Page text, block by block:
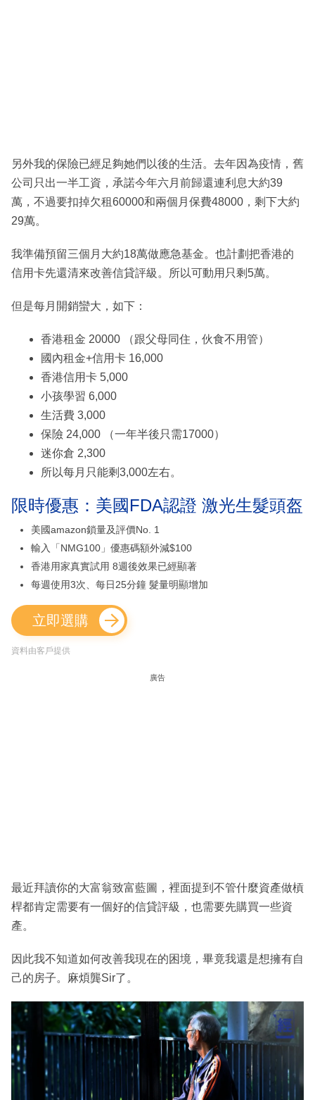
另外我的保險已經足夠她們以後的生活。去年因為疫情，舊
公司只出一半工資，承諾今年六月前歸還連利息大約39
萬，不過要扣掉欠租60000和兩個月保費48000，剩下大約
29萬。
我準備預留三個月大約18萬做應急基金。也計劃把香港的
信用卡先還清來改善信貸評級。所以可動用只剩5萬。
但是每月開銷蠻大，如下：
香港租金 20000 （跟父母同住，伙食不用管）
國內租金+信用卡 16,000
香港信用卡 5,000
小孩學習 6,000
生活費 3,000
保險 24,000 （一年半後只需17000）
迷你倉 2,300
所以每月只能剩3,000左右。
限時優惠：美國FDA認證 激光生髮頭盔
美國amazon鎖量及評價No. 1
輸入「NMG100」優惠碼額外減$100
香港用家真實試用 8週後效果已經顯著
每週使用3次、每日25分鐘 髮量明顯增加
立即選購
資料由客戶提供
廣告
最近拜讀你的大富翁致富藍圖，裡面提到不管什麼資產做槓
桿都肯定需要有一個好的信貸評級，也需要先購買一些資
產。
因此我不知道如何改善我現在的困境，畢竟我還是想擁有自
己的房子。麻煩龔Sir了。